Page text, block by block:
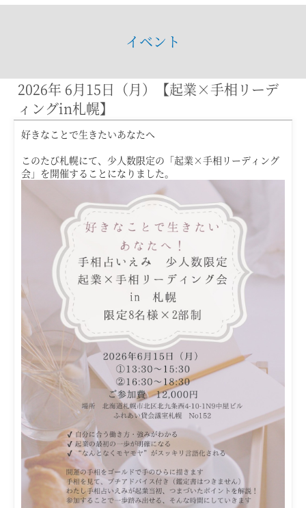
イベント
2026年 6月15日（月）【起業×手相リーデ
ィングin札幌】
好きなことで生きたいあなたへ
このたび札幌にて、少人数限定の「起業×手相リーディング
会」を開催することになりました。